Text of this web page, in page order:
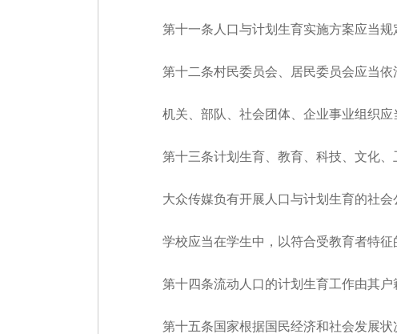
第十一条人口与计划生育实施方案应当规
第十二条村民委员会、居民委员会应当依
机关、部队、社会团体、企业事业组织应
第十三条计划生育、教育、科技、文化、
大众传媒负有开展人口与计划生育的社会
学校应当在学生中，以符合受教育者特征
第十四条流动人口的计划生育工作由其户
第十五条国家根据国民经济和社会发展状